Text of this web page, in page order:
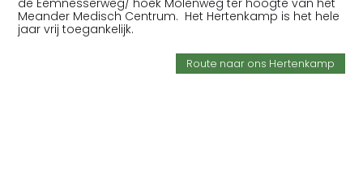
Meander Medisch Centrum. Het Hertenkamp is het hele
jaar vrij toegankelijk.
Route naar ons Hertenkamp